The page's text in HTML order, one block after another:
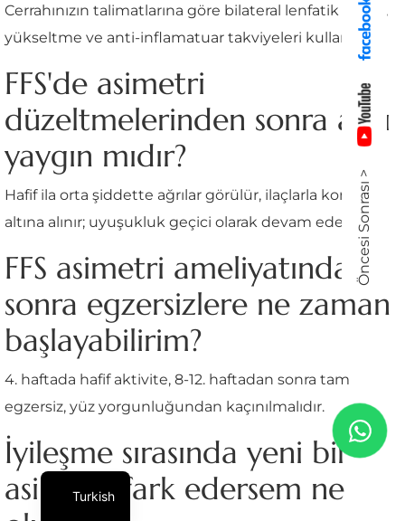
Cerrahınızın talimatlarına göre bilateral lenfatik masaj,
yükseltme ve anti-inflamatuar takviyeleri kullanın.
FFS'de asimetri
düzeltmelerinden sonra ağrı
yaygın mıdır?
Hafif ila orta şiddette ağrılar görülür, ilaçlarla kontrol
altına alınır; uyuşukluk geçici olarak devam edebilir.
FFS asimetri ameliyatından
sonra egzersizlere ne zaman
başlayabilirim?
4. haftada hafif aktivite, 8-12. haftadan sonra tam
egzersiz, yüz yorgunluğundan kaçınılmalıdır.
İyileşme sırasında yeni bir
asimetri fark edersem ne
Öncesi Sonrası >
Turkish